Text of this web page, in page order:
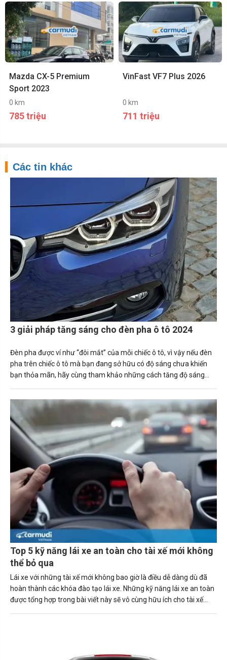
Mazda CX-5 Premium
Sport 2023
0 km
785 triệu
VinFast VF7 Plus 2026
0 km
711 triệu
Các tin khác
3 giải pháp tăng sáng cho đèn pha ô tô 2024
Đèn pha được ví như “đôi mắt” của mỗi chiếc ô tô, vì vậy nếu đèn
pha trên chiếc ô tô mà bạn đang sở hữu có độ sáng chưa khiến
bạn thỏa mãn, hãy cùng tham khảo những cách tăng độ sáng
Top 5 kỹ năng lái xe an toàn cho tài xế mới không
thể bỏ qua
Lái xe với những tài xế mới không bao giờ là điều dễ dàng dù đã
hoàn thành các khóa đào tạo lái xe. Những kỹ năng lái xe an toàn
được tổng hợp trong bài viết này sẽ vô cùng hữu ích cho tài xế